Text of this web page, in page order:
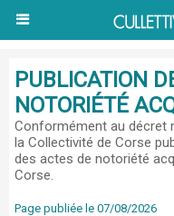
PUBLICATION
NOTORIÉTÉ
Conformément au décret
la Collectivité de Corse
des actes de notoriété
Corse.
Page publiée le 07/08/2026